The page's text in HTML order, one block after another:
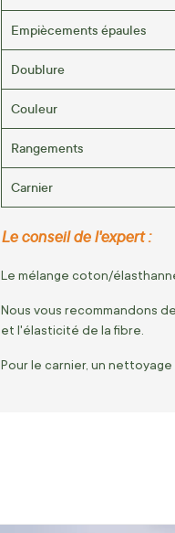
Empiècements épaules
Doublure
Couleur
Rangements
Carnier
Le conseil de l'expert :
Le mélange coton/
Nous vous recommandons
et l'élasticité de la fibre.
Pour le carnier, un